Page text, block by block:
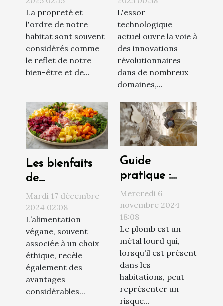
l'habitat
La propreté et
l'ordre de notre
habitat sont souvent
considérés comme
le reflet de notre
bien-être et de...
extérieur des
bâtiments
L'essor
technologique
actuel ouvre la voie à
des innovations
révolutionnaires
dans de nombreux
domaines,...
Les bienfaits
de
l'alimentation
végane sur la
santé et
l'environnement
Mardi 17 décembre
2024 02:08
L’alimentation
végane, souvent
associée à un choix
éthique, recèle
également des
avantages
considérables...
Guide
pratique :
comment
procéder à un
diagnostic
plomb efficace
Mercredi 6
novembre 2024
18:08
Le plomb est un
métal lourd qui,
lorsqu'il est présent
dans les
habitations, peut
représenter un
risque...